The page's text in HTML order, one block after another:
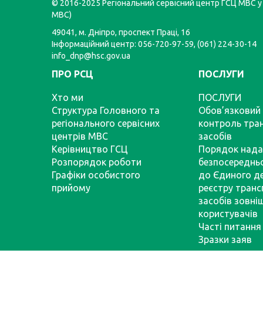
© 2016-2025 Регіональний сервісний центр ГСЦ МВС у
МВС)
49041, м. Дніпро, проспект Праці, 16
Інформаційний центр: 056-720-97-59, (061) 224-30-14
info_dnp@hsc.gov.ua
ПРО РСЦ
Хто ми
Структура Головного та
регіонального сервісних
центрів МВС
Керівництво ГСЦ
Розпорядок роботи
Графіки особистого
прийому
ПОСЛУГИ
ПОСЛУГИ
Обов’язковий
контроль
засобів
Порядок
до Єдиного
реєстру
засобів
користувачів
Часті питання
Зразки заяв